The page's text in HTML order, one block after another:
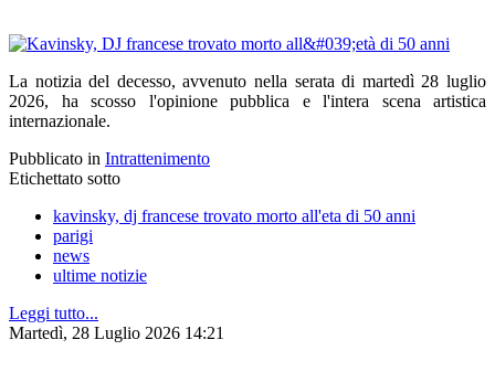
La notizia del decesso, avvenuto nella serata di martedì 28 luglio
2026, ha scosso l'opinione pubblica e l'intera scena artistica
internazionale.
Pubblicato in Intrattenimento
Etichettato sotto
kavinsky, dj francese trovato morto all'eta di 50 anni
parigi
news
ultime notizie
Leggi tutto...
Martedì, 28 Luglio 2026 14:21